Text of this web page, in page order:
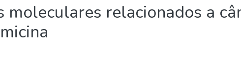
relacionados a